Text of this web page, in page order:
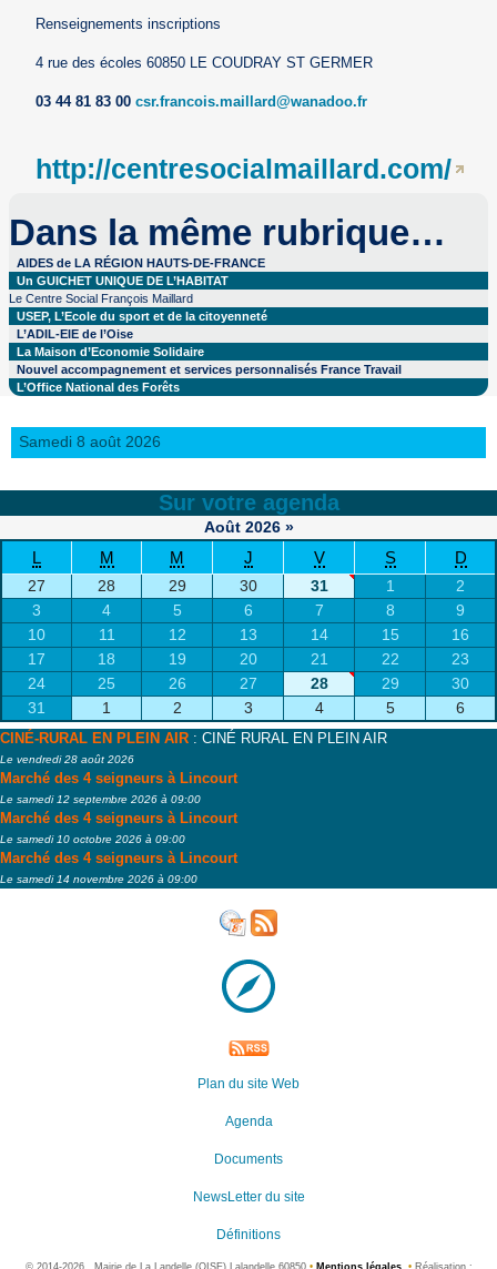
Renseignements inscriptions
4 rue des écoles 60850 LE COUDRAY ST GERMER
03 44 81 83 00 csr.francois.maillard@wanadoo.fr
http://centresocialmaillard.com/
Dans la même rubrique…
AIDES de LA RÉGION HAUTS-DE-FRANCE
Un GUICHET UNIQUE DE L’HABITAT
Le Centre Social François Maillard
USEP, L’Ecole du sport et de la citoyenneté
L’ADIL-EIE de l’Oise
La Maison d’Economie Solidaire
Nouvel accompagnement et services personnalisés France Travail
L’Office National des Forêts
Samedi 8 août 2026
Sur votre agenda
Août 2026 »
L M M J V S D
27 28 29 30 31 1
2
3
4 5 6 7 8
9
10
11 12 13 14 15
16
17
18 19 20 21 22
23
24
25 26 27 28 29
30
31
1 2 3 4 5 6
CINÉ-RURAL EN PLEIN AIR : CINÉ RURAL EN PLEIN AIR
Le vendredi 28 août 2026
Marché des 4 seigneurs à Lincourt
Le samedi 12 septembre 2026 à 09:00
Marché des 4 seigneurs à Lincourt
Le samedi 10 octobre 2026 à 09:00
Marché des 4 seigneurs à Lincourt
Le samedi 14 novembre 2026 à 09:00
Plan du site Web
Agenda
Documents
NewsLetter du site
Définitions